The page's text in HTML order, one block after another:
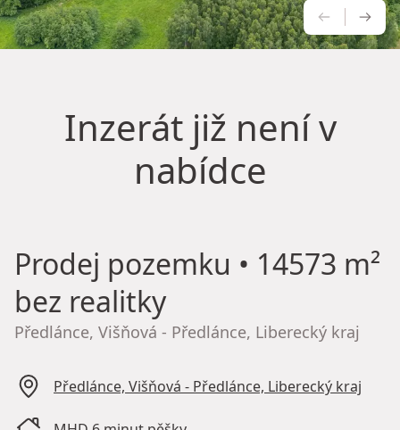
Inzerát již není v
nabídce
Prodej pozemku • 14573 m²
bez realitky
Předlánce, Višňová - Předlánce, Liberecký kraj
Předlánce, Višňová - Předlánce, Liberecký kraj